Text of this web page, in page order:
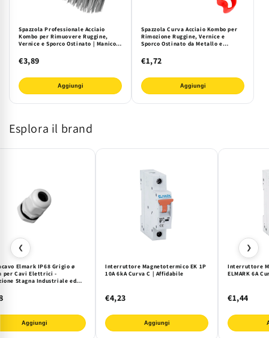
Spazzola Professionale Acciaio
Kombo per Rimuovere Ruggine,
Vernice e Sporco Ostinato | Manico
€3,89
Aggiungi
Spazzola Curva Acciaio Kombo per
Rimozione Ruggine, Vernice e
Sporco Ostinato da Metallo e
Ergonomico ABS
€1,72
Aggiungi
Esplora il brand
❮
Elmark IP68 Grigio ø
per Cavi Elettrici -
Stagna Industriale ed
Aggiungi
Interruttore Magnetotermico EK 1P
10A 6kA Curva C | Affidabile
€4,23
Aggiungi
Interruttore
ELMARK 6A
€1,44
❯